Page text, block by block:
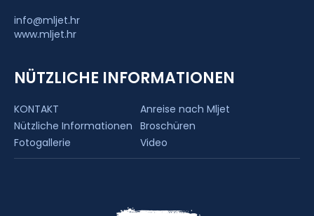
info@mljet.hr
www.mljet.hr
NÜTZLICHE INFORMATIONEN
KONTAKT
Anreise nach Mljet
Nützliche Informationen Broschüren
Fotogallerie
Video